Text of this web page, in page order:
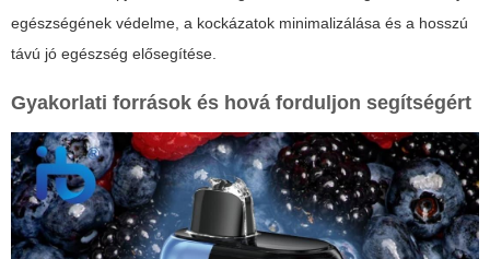
egészségének védelme, a kockázatok minimalizálása és a hosszú
távú jó egészség elősegítése.
Gyakorlati források és hová forduljon segítségért